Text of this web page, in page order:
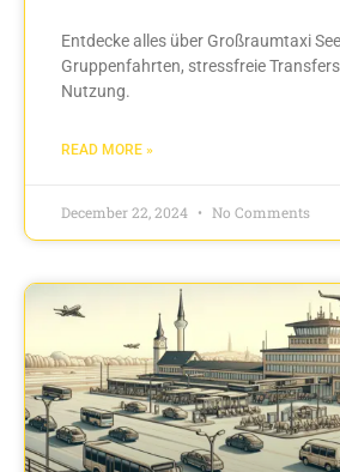
Entdecke alles über Großraumtaxi
Gruppenfahrten, stressfreie
Nutzung.
READ MORE »
December 22, 2024 No Comments